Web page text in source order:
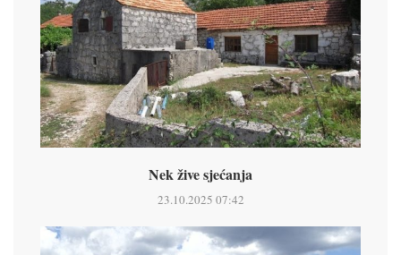
Nek žive sjećanja
23.10.2025 07:42